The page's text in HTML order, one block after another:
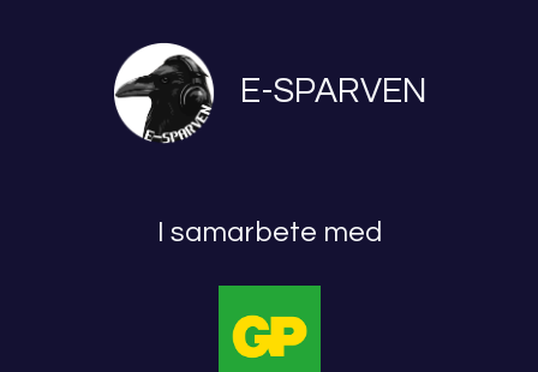
E-SPARVEN
I samarbete med